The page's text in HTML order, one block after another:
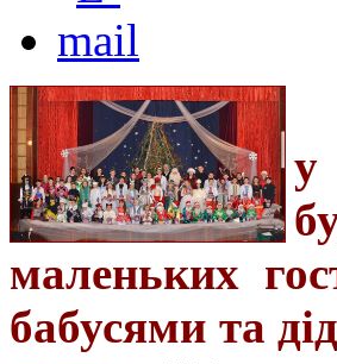
у
маленьких
бабусями та